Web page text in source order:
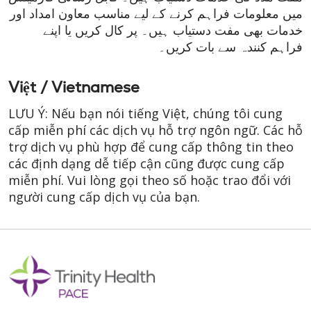
میں معلومات فراہم کرنے کے لیے مناسب معاون امداد اور
خدمات بھی مفت دستیاب ہیں۔ پر کال کریں یا اپنے
فراہم کنندہ سے بات کریں۔
Việt / Vietnamese
LƯU Ý: Nếu bạn nói tiếng Việt, chúng tôi cung
cấp miễn phí các dịch vụ hỗ trợ ngôn ngữ. Các hỗ
trợ dịch vụ phù hợp để cung cấp thông tin theo
các định dạng dễ tiếp cận cũng được cung cấp
miễn phí. Vui lòng gọi theo số hoặc trao đổi với
người cung cấp dịch vụ của bạn.